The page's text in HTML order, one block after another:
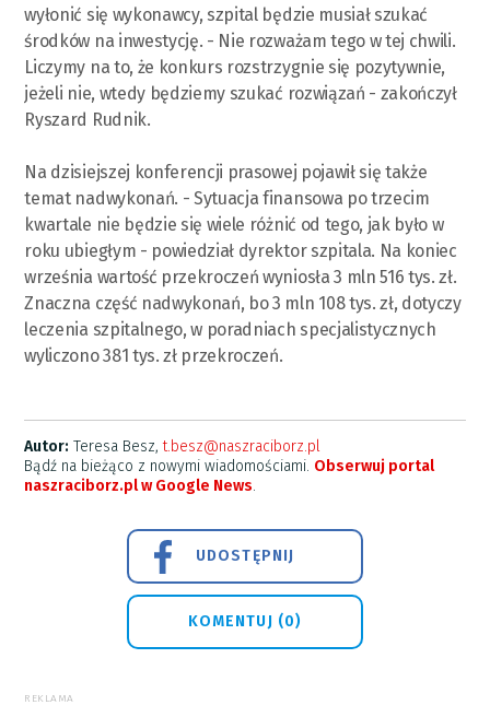
wyłonić się wykonawcy, szpital będzie musiał szukać
środków na inwestycję. - Nie rozważam tego w tej chwili.
Liczymy na to, że konkurs rozstrzygnie się pozytywnie,
jeżeli nie, wtedy będziemy szukać rozwiązań - zakończył
Ryszard Rudnik.
Na dzisiejszej konferencji prasowej pojawił się także
temat nadwykonań. - Sytuacja finansowa po trzecim
kwartale nie będzie się wiele różnić od tego, jak było w
roku ubiegłym - powiedział dyrektor szpitala. Na koniec
września wartość przekroczeń wyniosła 3 mln 516 tys. zł.
Znaczna część nadwykonań, bo 3 mln 108 tys. zł, dotyczy
leczenia szpitalnego, w poradniach specjalistycznych
wyliczono 381 tys. zł przekroczeń.
Autor: Teresa Besz,t.besz@naszraciborz.pl
Bądź na bieżąco z nowymi wiadomościami. Obserwuj portal
naszraciborz.pl w Google News.
UDOSTĘPNIJ
KOMENTUJ (0)
REKLAMA